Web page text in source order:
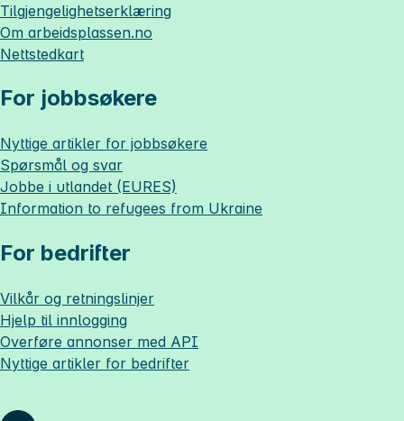
Tilgjengelighetserklæring
Om arbeidsplassen.no
Nettstedkart
For jobbsøkere
Nyttige artikler for jobbsøkere
Spørsmål og svar
Jobbe i utlandet (EURES)
Information to refugees from Ukraine
For bedrifter
Vilkår og retningslinjer
Hjelp til innlogging
Overføre annonser med API
Nyttige artikler for bedrifter